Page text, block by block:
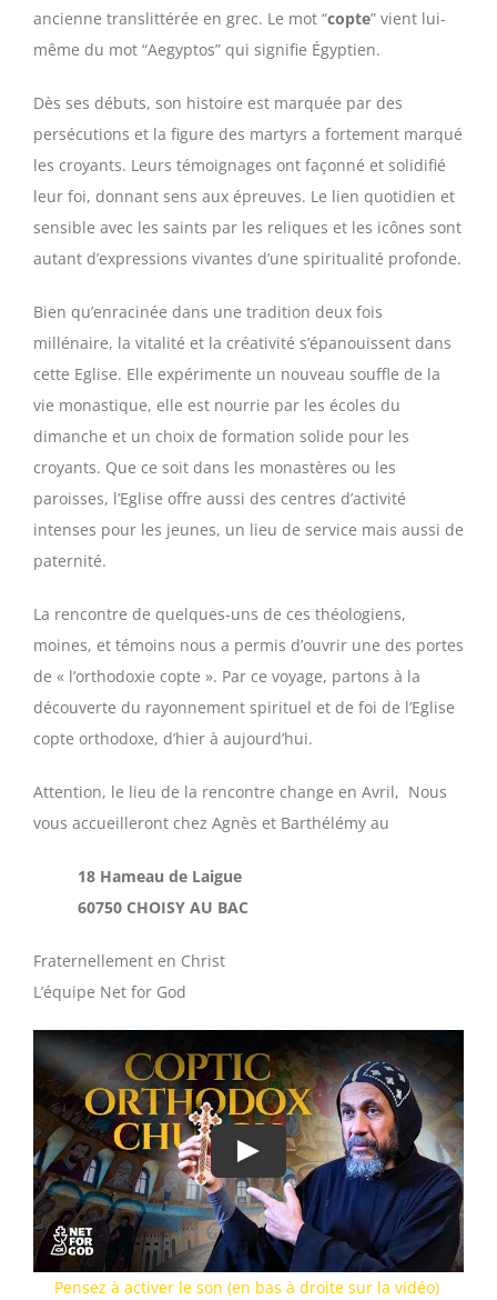
ancienne translittérée en grec. Le mot “copte” vient lui-
même du mot “Aegyptos” qui signifie Égyptien.
Dès ses débuts, son histoire est marquée par des
persécutions et la figure des martyrs a fortement marqué
les croyants. Leurs témoignages ont façonné et solidifié
leur foi, donnant sens aux épreuves. Le lien quotidien et
sensible avec les saints par les reliques et les icônes sont
autant d’expressions vivantes d’une spiritualité profonde.
Bien qu’enracinée dans une tradition deux fois
millénaire, la vitalité et la créativité s’épanouissent dans
cette Eglise. Elle expérimente un nouveau souffle de la
vie monastique, elle est nourrie par les écoles du
dimanche et un choix de formation solide pour les
croyants. Que ce soit dans les monastères ou les
paroisses, l’Eglise offre aussi des centres d’activité
intenses pour les jeunes, un lieu de service mais aussi de
paternité.
La rencontre de quelques-uns de ces théologiens,
moines, et témoins nous a permis d’ouvrir une des portes
de « l’orthodoxie copte ». Par ce voyage, partons à la
découverte du rayonnement spirituel et de foi de l’Eglise
copte orthodoxe, d’hier à aujourd’hui.
Attention, le lieu de la rencontre change en Avril, Nous
vous accueilleront chez Agnès et Barthélémy au
18 Hameau de Laigue
60750 CHOISY AU BAC
Fraternellement en Christ
L’équipe Net for God
Pensez à activer le son (en bas à droite sur la vidéo)